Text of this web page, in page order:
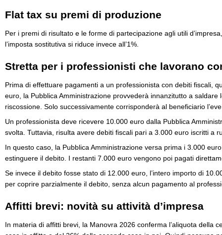
Flat tax su premi di produzione
Per i premi di risultato e le forme di partecipazione agli utili
l’imposta sostitutiva si riduce invece all’1%.
Stretta per i professionisti che lavorano
Prima di effettuare pagamenti a un professionista con debiti fiscali,
euro, la Pubblica Amministrazione provvederà innanzitutto a saldare
riscossione. Solo successivamente corrisponderà al beneficiario
Un professionista deve ricevere 10.000 euro dalla Pubblica
svolta. Tuttavia, risulta avere debiti fiscali pari a 3.000 euro iscritti a
In questo caso, la Pubblica Amministrazione versa prima i 3.000
estinguere il debito. I restanti 7.000 euro vengono poi pagati
Se invece il debito fosse stato di 12.000 euro, l’intero importo di
per coprire parzialmente il debito, senza alcun pagamento al
Affitti brevi: novità su attività d’impresa
In materia di affitti brevi, la Manovra 2026 conferma l’aliquota della